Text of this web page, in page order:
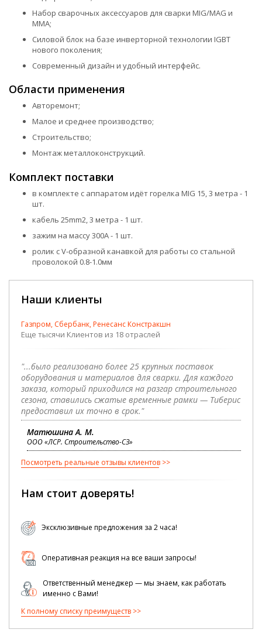
Набор сварочных аксессуаров для сварки MIG/MAG и
MMA;
Силовой блок на базе инверторной технологии IGBT
нового поколения;
Современный дизайн и удобный интерфейс.
Области применения
Авторемонт;
Малое и среднее производство;
Строительство;
Монтаж металлоконструкций.
Комплект поставки
в комплекте с аппаратом идёт горелка MIG 15, 3 метра - 1
шт.
кабель 25mm2, 3 метра - 1 шт.
зажим на массу 300А - 1 шт.
ролик с V-образной канавкой для работы со стальной
проволокой 0.8-1.0мм
Наши клиенты
Газпром, Сбербанк, Ренесанс Констракшн
Еще тысячи Клиентов из 18 отраслей
"...было реализовано более 25 крупных поставок
оборудования и материалов для сварки. Для каждого
заказа, который приходился на разгар строительного
сезона, ставились сжатые временные рамки — Тиберис
предоставил их точно в срок."
Матюшина А. М.
ООО «ЛСР. Строительство-СЗ»
Посмотреть реальные отзывы клиентов
Нам стоит доверять!
Эксклюзивные предложения за 2 часа!
Оперативная реакция на все ваши запросы!
Ответственный менеджер — мы знаем, как работать
именно с Вами!
К полному списку преимуществ